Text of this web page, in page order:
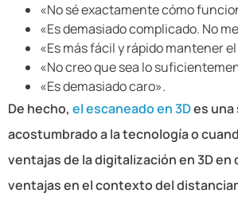
«No sé exactamente cómo
«Es demasiado complicado. No
«Es más fácil y rápido mantener
«No creo que sea lo
«Es demasiado caro».
De hecho, el escaneado en 3Des
acostumbrado a la tecnología o
ventajas de la digitalización en 3D
ventajas en el contexto del